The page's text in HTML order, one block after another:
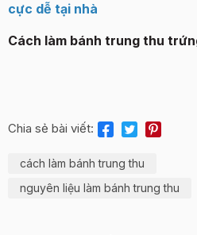
cực dễ tại nhà
Cách làm bánh trung thu
Chia sẻ bài viết:
cách làm bánh trung thu
nguyên liệu làm bánh trung thu